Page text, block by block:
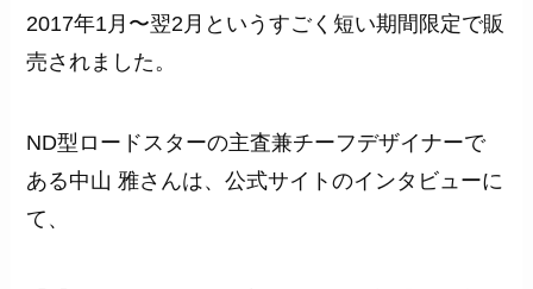
2017年1月〜翌2月というすごく短い期間限定で販
売されました。
ND型ロードスターの主査兼チーフデザイナーで
ある中山 雅さんは、公式サイトのインタビューに
て、